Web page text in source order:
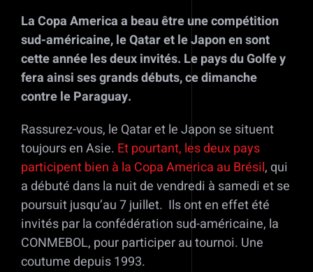
La Copa America a beau être une compétition
sud-américaine, le Qatar et le Japon en sont
cette année les deux invités. Le pays du Golfe y
fera ainsi ses grands débuts, ce dimanche
contre le Paraguay.
Rassurez-vous, le Qatar et le Japon se situent
toujours en Asie. Et pourtant, les deux pays
participent bien à la Copa America au Brésil, qui
a débuté dans la nuit de vendredi à samedi et se
poursuit jusqu’au 7 juillet. Ils ont en effet été
invités par la confédération sud-américaine, la
CONMEBOL, pour participer au tournoi. Une
coutume depuis 1993.